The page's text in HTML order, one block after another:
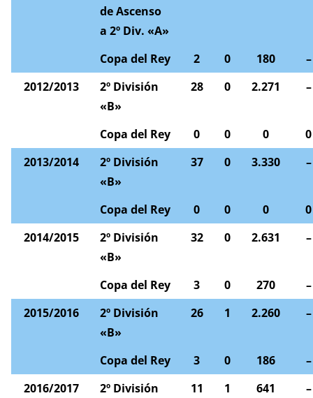
de Ascenso
a 2º Div. «A»
Copa del Rey 2 0 180
–
2012/2013
2º División
«B»
28 0 2.271 –
Copa del Rey 0 0 0
0
2013/2014
2º División
«B»
37 0 3.330 –
Copa del Rey 0 0 0
0
2014/2015
2º División
«B»
32 0 2.631 –
Copa del Rey 3 0 270
–
2015/2016
2º División
«B»
26 1 2.260 –
Copa del Rey 3 0 186
–
2016/2017
2º División
11 1 641 –